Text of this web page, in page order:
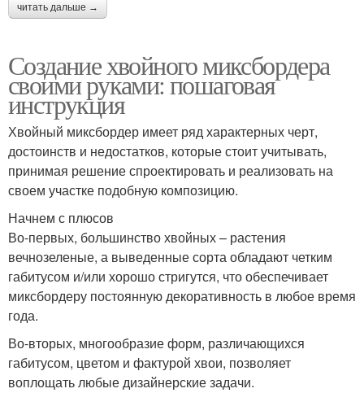
читать дальше →
Создание хвойного миксбордера
своими руками: пошаговая
инструкция
Хвойный миксбордер имеет ряд характерных черт,
достоинств и недостатков, которые стоит учитывать,
принимая решение спроектировать и реализовать на
своем участке подобную композицию.
Начнем с плюсов
Во-первых, большинство хвойных – растения
вечнозеленые, а выведенные сорта обладают четким
габитусом и/или хорошо стригутся, что обеспечивает
миксбордеру постоянную декоративность в любое время
года.
Во-вторых, многообразие форм, различающихся
габитусом, цветом и фактурой хвои, позволяет
воплощать любые дизайнерские задачи.